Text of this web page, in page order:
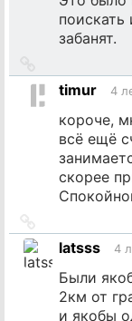
поискать
забанят.
на
источник
timur 4
короче,
всё ещё
скорее
на
источник
latsss 4
Были
2км от
и якобы